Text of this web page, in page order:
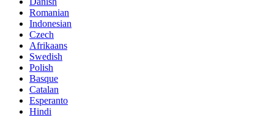
Romanian
Indonesian
Czech
Afrikaans
Swedish
Polish
Basque
Catalan
Esperanto
Hindi